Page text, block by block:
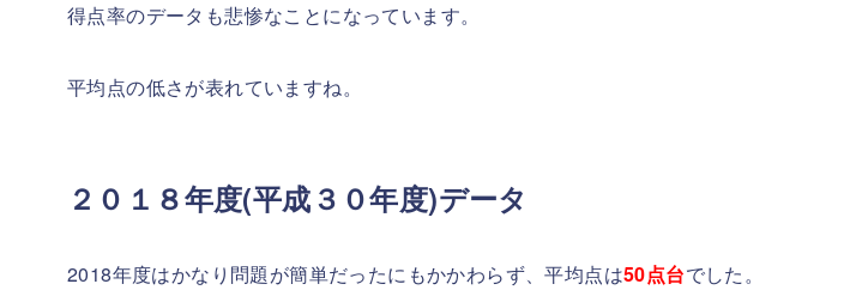
得点率のデータも悲惨なことになっています。
平均点の低さが表れていますね。
２０１８年度(平成３０年度)データ
2018年度はかなり問題が簡単だったにもかかわらず、平均点は50点台でした。